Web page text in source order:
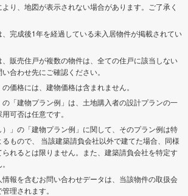
り、地図が表示されない場合があります。ご了承く
、完成後1年を経過している未入居物件が掲載されてい
、販売住戸が複数の物件は、全ての住戸に該当しない
合わせ先にご確認ください。
の価格には、建物価格は含まれません。
の「建物プラン例」は、土地購入者の設計プランの一
可否は任意です。
）」の「建物プラン例」に関して、そのプラン例は特
もので、 当該建築請負会社以外で建てた場合、同様
れるとは限りません。また、建築請負会社を特定す
報を含むお問い合わせデータは、当該物件の取扱会
理されます。